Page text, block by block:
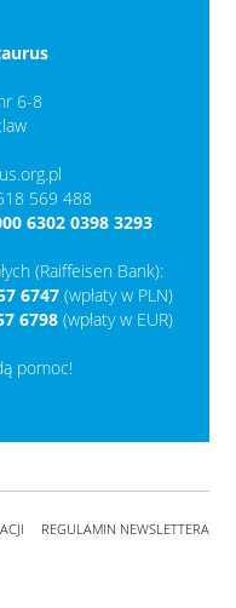
6-8
569 488
6302 0398 3293
(Raiffeisen Bank):
6747(wpłaty w PLN)
6798 (wpłaty w EUR)
pomoc!
REGULAMIN NEWSLETTERA